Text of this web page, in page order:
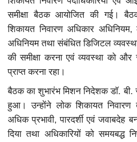
समीक्षा बैठक आयोजित की गई।
शिकायत निवारण अधिकार
अधिनियम तथा संबंधित डिजिटल
की समीक्षा करना एवं व्यवस्था को
प्राप्त करना रहा।
बैठक का शुभारंभ मिशन निदेशक डॉ.
हुआ। उन्होंने लोक शिकायत
अधिक प्रभावी, पारदर्शी एवं जवाबदेह
दिया तथा अधिकारियों को समयबद्ध